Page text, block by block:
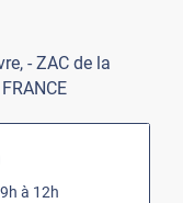
- ZAC de la
à 12h